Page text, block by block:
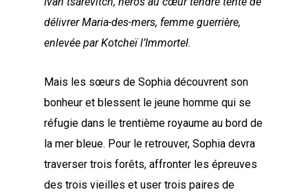
délivrer Maria-des-mers, femme guerrière,
enlevée par Kotcheï l’Immortel.
Mais les sœurs de Sophia découvrent son
bonheur et blessent le jeune homme qui se
réfugie dans le trentième royaume au bord de
la mer bleue. Pour le retrouver, Sophia devra
traverser trois forêts, affronter les épreuves
des trois vieilles et user trois paires de